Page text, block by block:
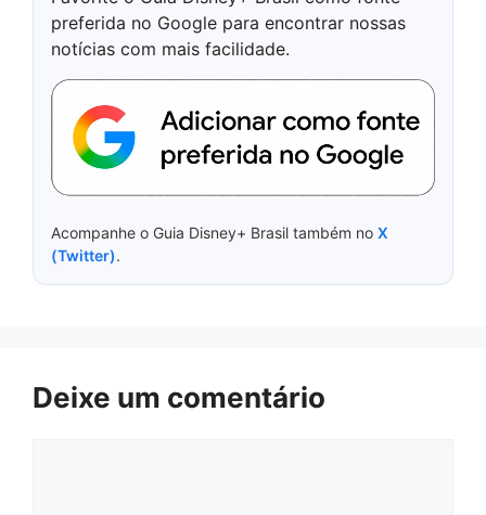
preferida no Google para encontrar nossas
notícias com mais facilidade.
Acompanhe o Guia Disney+ Brasil também no X
(Twitter).
Deixe um comentário